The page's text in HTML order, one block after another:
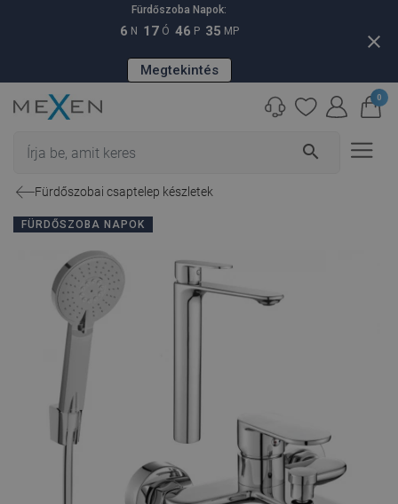
Fürdőszoba Napok:
6 N 17 Ó 46 P 35 MP
Megtekintés
close
search
0
Fürdőszobai csaptelep készletek
FÜRDŐSZOBA NAPOK